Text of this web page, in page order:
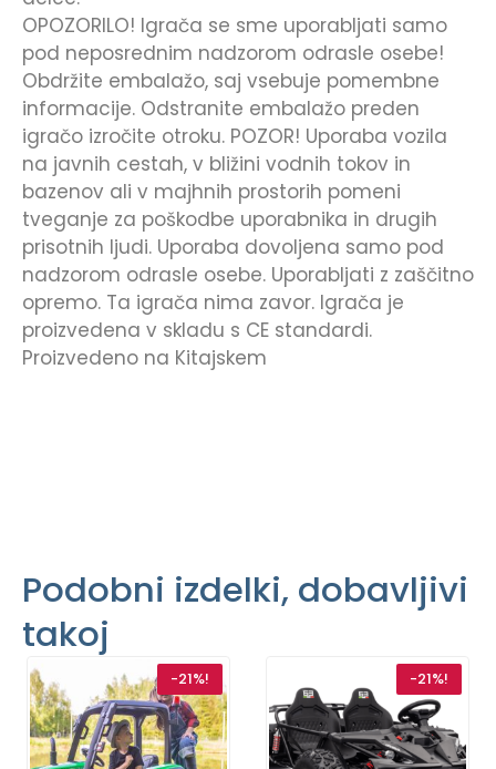
OPOZORILO! Igrača se sme uporabljati samo
pod neposrednim nadzorom odrasle osebe!
Obdržite embalažo, saj vsebuje pomembne
informacije. Odstranite embalažo preden
igračo izročite otroku. POZOR! Uporaba vozila
na javnih cestah, v bližini vodnih tokov in
bazenov ali v majhnih prostorih pomeni
tveganje za poškodbe uporabnika in drugih
prisotnih ljudi. Uporaba dovoljena samo pod
nadzorom odrasle osebe. Uporabljati z zaščitno
opremo. Ta igrača nima zavor. Igrača je
proizvedena v skladu s CE standardi.
Proizvedeno na Kitajskem
Podobni izdelki, dobavljivi
takoj
-21%! -21%!